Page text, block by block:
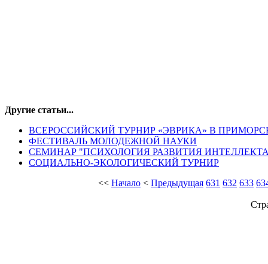
Другие статьи...
ВСЕРОССИЙСКИЙ ТУРНИР «ЭВРИКА» В
ФЕСТИВАЛЬ МОЛОДЕЖНОЙ НАУКИ
СЕМИНАР "ПСИХОЛОГИЯ РАЗВИТИЯ
СОЦИАЛЬНО-ЭКОЛОГИЧЕСКИЙ ТУРНИР
<< Начало < Предыдущая 631 632 633